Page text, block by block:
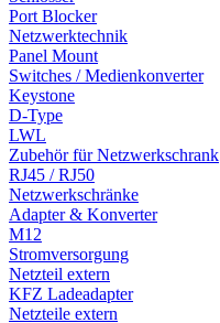
Port Blocker
Netzwerktechnik
Panel Mount
Switches / Medienkonverter
Keystone
D-Type
LWL
Zubehör für Netzwerkschrank
RJ45 / RJ50
Netzwerkschränke
Adapter & Konverter
M12
Stromversorgung
Netzteil extern
KFZ Ladeadapter
Netzteile extern